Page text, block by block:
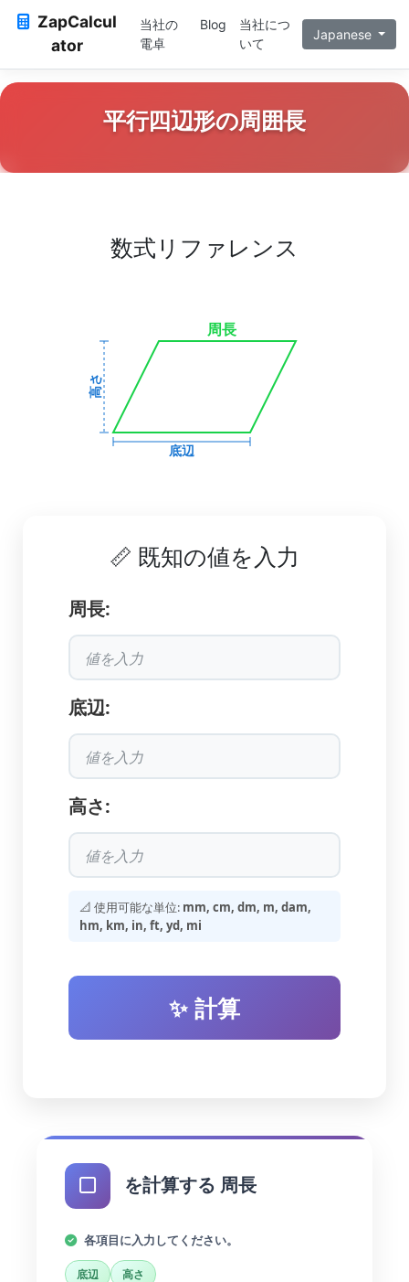
ZapCalcul
ator
当社の
電卓
Blog
当社につ
いて
Japanese
平行四辺形の周囲長
📏 既知の値を入力
周長:
底辺:
高さ:
📐 使用可能な単位: mm, cm, dm, m, dam,
hm, km, in, ft, yd, mi
✨ 計算
数式リファレンス
底辺
高さ
周長
を計算する 周長
各項目に入力してください。
底辺 高さ